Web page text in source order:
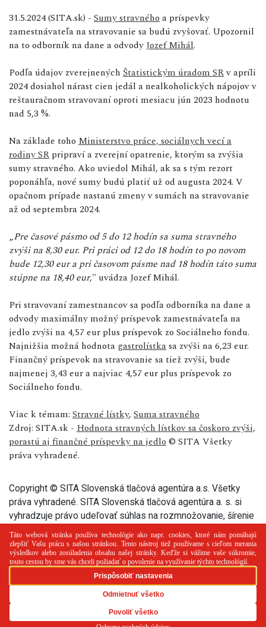
31.5.2024 (SITA.sk) - Sumy stravného a príspevky
zamestnávateľa na stravovanie sa budú zvyšovať. Upozornil
na to odborník na dane a odvody Jozef Mihál.
Podľa údajov zverejnených Štatistickým úradom SRv apríli
2024 dosiahol nárast cien jedál a nealkoholických nápojov v
reštauračnom stravovaní oproti mesiacu jún 2023 hodnotu
nad 5,3 %.
Na základe toho Ministerstvo práce, sociálnych vecí a
rodiny SR pripraví a zverejní opatrenie, ktorým sa zvýšia
sumy stravného. Ako uviedol Mihál, ak sa s tým rezort
poponáhľa, nové sumy budú platiť už od augusta 2024. V
opačnom prípade nastanú zmeny v sumách na stravovanie
až od septembra 2024.
„Pre časové pásmo od 5 do 12 hodín sa suma stravného
zvýši na 8,30 eur. Pri práci od 12 do 18 hodín to po novom
bude 12,30 eur a pri časovom pásme nad 18 hodín táto suma
stúpne na 18,40 eur," uvádza Jozef Mihál.
Pri stravovaní zamestnancov sa podľa odborníka na dane a
odvody maximálny možný príspevok zamestnávateľa na
jedlo zvýši na 4,57 eur plus príspevok zo Sociálneho fondu.
Najnižšia možná hodnota gastrolístkasa zvýši na 6,23 eur.
Finančný príspevok na stravovanie sa tiež zvýši, bude
najmenej 3,43 eur a najviac 4,57 eur plus príspevok zo
Sociálneho fondu.
Viac k témam: Stravné lístky, Suma stravného
Zdroj: SITA.sk - Hodnota stravných lístkov sa čoskoro zvýši,
porastú aj finančné príspevky na jedlo © SITA Všetky
práva vyhradené.
Copyright © SITA Slovenská tlačová agentúra a.s. Všetky
práva vyhradené. SITA Slovenská tlačová agentúra a. s. si
vyhradzuje právo udeľovať súhlas na rozmnožovanie, šírenie
PR článok
používania cookies
RSS